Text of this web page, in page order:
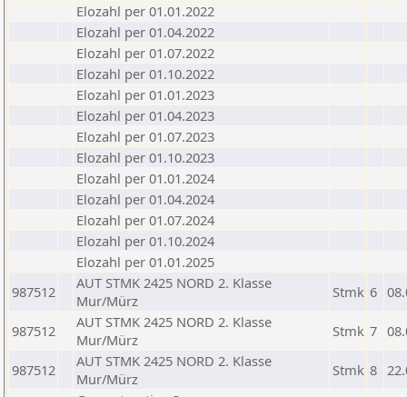
Elozahl per 01.01.2022
Elozahl per 01.04.2022
Elozahl per 01.07.2022
Elozahl per 01.10.2022
Elozahl per 01.01.2023
Elozahl per 01.04.2023
Elozahl per 01.07.2023
Elozahl per 01.10.2023
Elozahl per 01.01.2024
Elozahl per 01.04.2024
Elozahl per 01.07.2024
Elozahl per 01.10.2024
Elozahl per 01.01.2025
987512
AUT STMK 2425 NORD 2. Klasse
Mur/Mürz
Stmk 6
987512
AUT STMK 2425 NORD 2. Klasse
Mur/Mürz
Stmk 7
987512
AUT STMK 2425 NORD 2. Klasse
Mur/Mürz
Stmk 8